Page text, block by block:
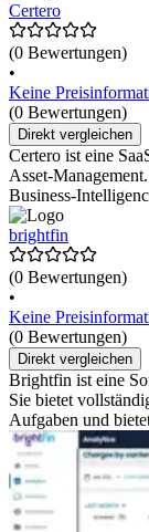
Certero
(0 Bewertungen)
•
Keine
(0 Bewertungen)
Direkt vergleichen
Certero ist eine
Asset-
Business-
brightfin
(0 Bewertungen)
•
Keine
(0 Bewertungen)
Direkt vergleichen
Brightfin ist eine
Sie bietet
Aufgaben und